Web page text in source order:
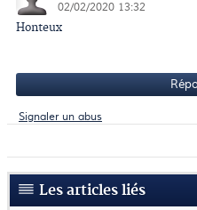
02/02/2020 13:32
Honteux
Signaler un abus
Les articles liés